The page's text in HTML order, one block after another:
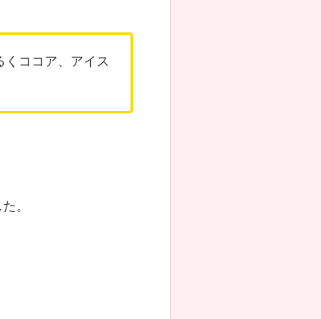
ココア、アイス
。